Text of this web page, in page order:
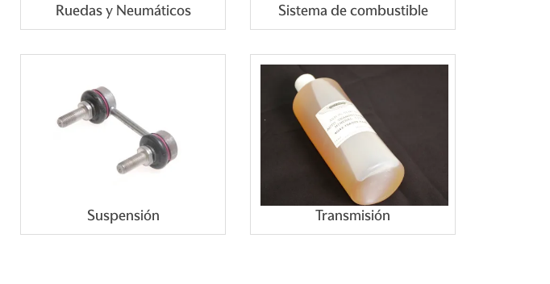
Ruedas y Neumáticos Sistema de combustible
Suspensión Transmisión